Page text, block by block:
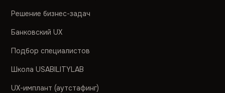
Решение бизнес-задач
Банковский UX
Подбор специалистов
Школа USABILITYLAB
UX-имплант (аутстафинг)